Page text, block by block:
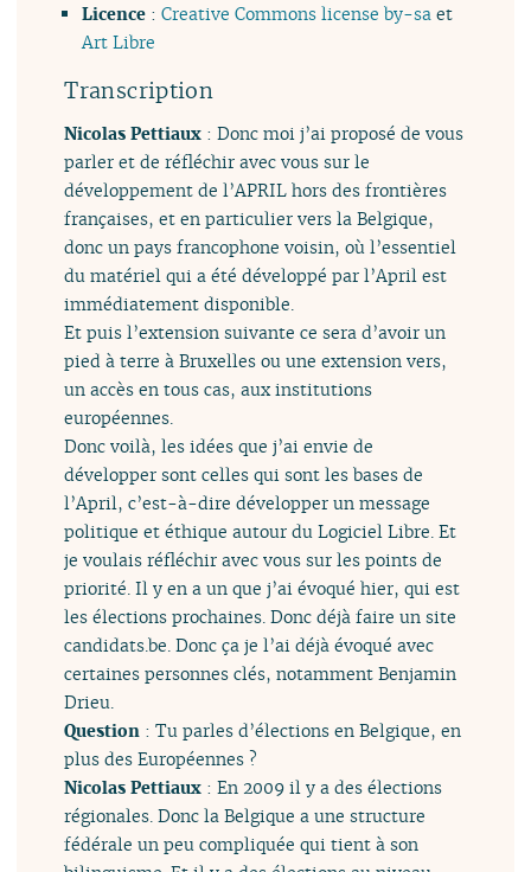
Licence: Creative Commons license by-saet
Art Libre
Transcription
Nicolas Pettiaux : Donc moi j’ai proposé de vous
parler et de réfléchir avec vous sur le
développement de l’APRIL hors des frontières
françaises, et en particulier vers la Belgique,
donc un pays francophone voisin, où l’essentiel
du matériel qui a été développé par l’April est
immédiatement disponible.
Et puis l’extension suivante ce sera d’avoir un
pied à terre à Bruxelles ou une extension vers,
un accès en tous cas, aux institutions
européennes.
Donc voilà, les idées que j’ai envie de
développer sont celles qui sont les bases de
l’April, c’est-à-dire développer un message
politique et éthique autour du Logiciel Libre. Et
je voulais réfléchir avec vous sur les points de
priorité. Il y en a un que j’ai évoqué hier, qui est
les élections prochaines. Donc déjà faire un site
candidats.be. Donc ça je l’ai déjà évoqué avec
certaines personnes clés, notamment Benjamin
Drieu.
Question : Tu parles d’élections en Belgique, en
plus des Européennes ?
Nicolas Pettiaux : En 2009 il y a des élections
régionales. Donc la Belgique a une structure
fédérale un peu compliquée qui tient à son